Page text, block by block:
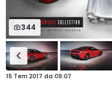
344
15 Tem 2017 da 09:07